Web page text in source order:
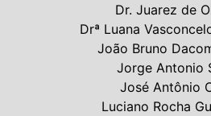
Dr. Juarez de
Drª Luana
João Bruno
Jorge Antonio
José Antônio
Luciano Rocha